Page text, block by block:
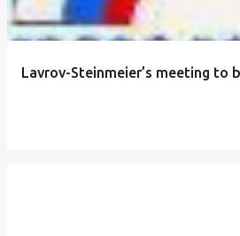
Lavrov-Steinmeier’s meeting to